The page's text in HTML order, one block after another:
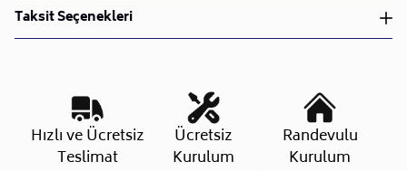
Teslimat ve Kurulum
• Siparişlerinizi aldıktan sonra en kısa sürede işleme
Kargo süreçlerimizi güçlü lojistik ağımızla
destekleyerek, teslimatı en hızlı şekilde
gerçekleştiriyoruz.
Siparişiniz hazırlandığında kurulum ekiplerimiz sizin
Taksit Seçenekleri
Taksit Sayısı Aylık Tutar
Toplam Tutar
Tek Çekim
1.189,00 TL
1.189,00 TL
Hızlı ve Ücretsiz
Teslimat
Ücretsiz
Kurulum
Randevulu
Kurulum